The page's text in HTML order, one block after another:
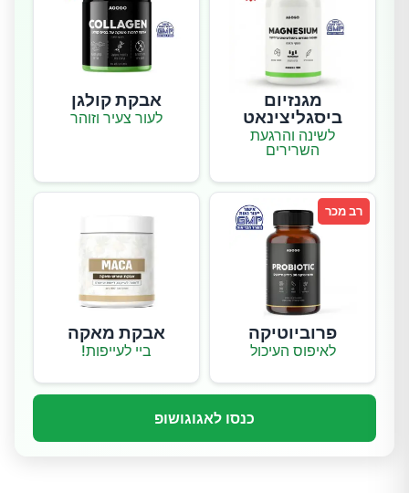
מגנזיום
ביסגליצינאט
לשינה והרגעת
השרירים
אבקת קולגן
לעור צעיר וזוהר
רב מכר
פרוביוטיקה
לאיפוס העיכול
אבקת מאקה
ביי לעייפות!
כנסו לאגוגושופ